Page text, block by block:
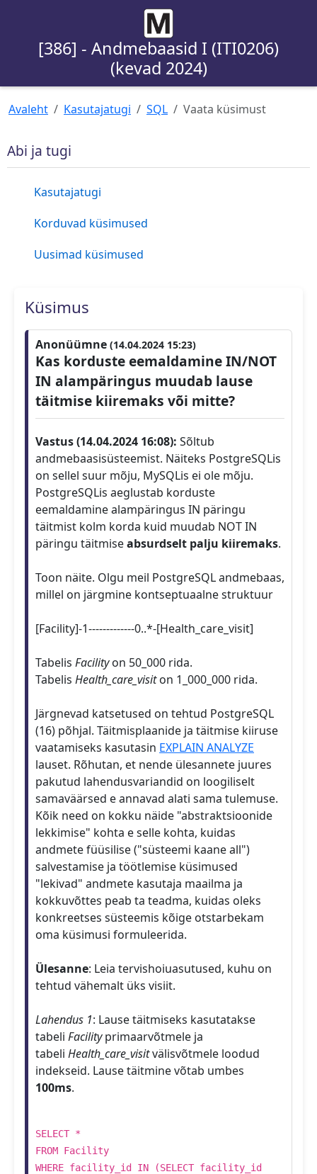
[386] - Andmebaasid I (ITI0206)
(kevad 2024)
Avaleht Kasutajatugi SQL Vaata küsimust
Abi ja tugi
Kasutajatugi
Korduvad küsimused
Uusimad küsimused
Küsimus
Anonüümne (14.04.2024 15:23)
Kas korduste eemaldamine IN/NOT
IN alampäringus muudab lause
täitmise kiiremaks või mitte?
Vastus (14.04.2024 16:08): Sõltub
andmebaasisüsteemist. Näiteks PostgreSQLis
on sellel suur mõju, MySQLis ei ole mõju.
PostgreSQLis aeglustab korduste
eemaldamine alampäringus IN päringu
täitmist kolm korda kuid muudab NOT IN
päringu täitmiseabsurdselt palju kiiremaks.
Toon näite. Olgu meil PostgreSQL andmebaas,
millel on järgmine kontseptuaalne struktuur
[Facility]-1-------------0..*-[Health_care_visit]
Tabelis Facilityon 50_000 rida.
Tabelis Health_care_visiton 1_000_000 rida.
Järgnevad katsetused on tehtud PostgreSQL
(16) põhjal. Täitmisplaanide ja täitmise kiiruse
vaatamiseks kasutasin EXPLAIN ANALYZE
lauset. Rõhutan, et nende ülesannete juures
pakutud lahendusvariandid on loogiliselt
samaväärsed e annavad alati sama tulemuse.
Kõik need on kokku näide "abstraktsioonide
lekkimise" kohta e selle kohta, kuidas
andmete füüsilise ("süsteemi kaane all")
salvestamise ja töötlemise küsimused
"lekivad" andmete kasutaja maailma ja
kokkuvõttes peab ta teadma, kuidas oleks
konkreetses süsteemis kõige otstarbekam
oma küsimusi formuleerida.
Ülesanne: Leia tervishoiuasutused, kuhu on
tehtud vähemalt üks visiit.
Lahendus 1: Lause täitmiseks kasutatakse
tabeli Facilityprimaarvõtmele ja
tabeli Health_care_visitvälisvõtmele loodud
indekseid. Lause täitmine võtab umbes
100ms.
SELECT *
FROM Facility
WHERE facility_id IN (SELECT facility_id